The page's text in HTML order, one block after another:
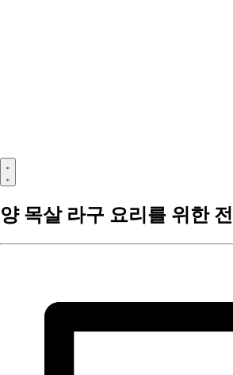
양 목살 라구 요리를 위한